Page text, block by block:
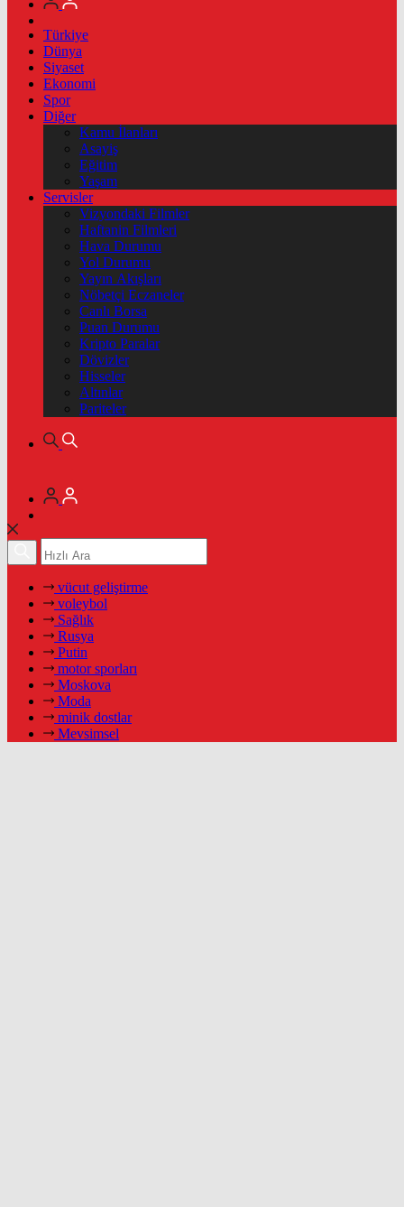
Türkiye
Dünya
Siyaset
Ekonomi
Spor
Diğer
Kamu İlanları
Asayiş
Eğitim
Yaşam
Servisler
Vizyondaki Filmler
Haftanin Filmleri
Hava Durumu
Yol Durumu
Yayın Akışları
Nöbetçi Eczaneler
Canlı Borsa
Puan Durumu
Kripto Paralar
Dövizler
Hisseler
Altınlar
Pariteler
vücut geliştirme
voleybol
Sağlık
Rusya
Putin
motor sporları
Moskova
Moda
minik dostlar
Mevsimsel